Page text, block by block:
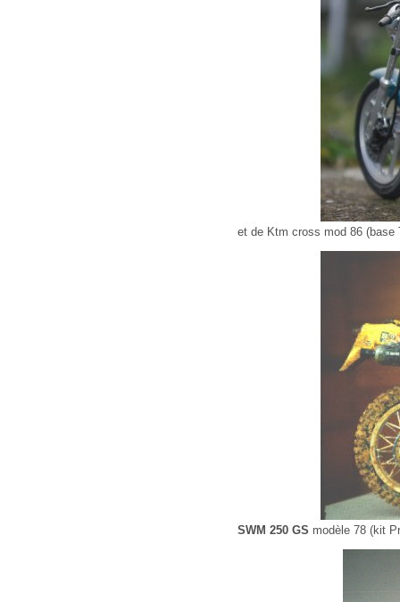
et de Ktm cross mod 86 (base
SWM 250 GS modèle 78 (kit